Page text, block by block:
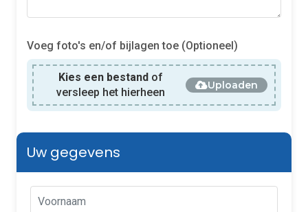
Voeg foto's en/of bijlagen toe (Optioneel)
Kies een bestand of
versleep het hierheen
Uploaden
Uw gegevens